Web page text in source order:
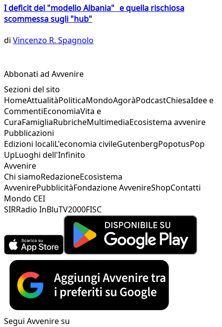
I deficit del "modello Albania" e quella rischiosa
scommessa sugli "hub"
di Vincenzo R. Spagnolo
Abbonati ad Avvenire
Sezioni del sito
HomeAttualitàPoliticaMondoAgoràPodcastChiesaIdee e
CommentiEconomiaVita e
CuraFamigliaRubricheMultimediaEcosistema avvenire
Pubblicazioni
Edizioni localiL'economia civileGutenbergPopotusPop
UpLuoghi dell'Infinito
Avvenire
Chi siamoRedazioneEcosistema
AvvenirePubblicitàFondazione AvvenireShopContatti
Mondo CEI
SIRRadio InBluTV2000FISC
Segui Avvenire su